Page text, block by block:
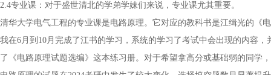
2.4专业课：对于盛世清北的学弟学妹们来说，专业课尤其重要。
清华大学电气工程的专业课是电路原理。它对应的教科书是江缉光的《
我在6月到10月完成了江书的学习，系统的学习了考试中会出现的内容
了《电路原理试题选编》这本练习册。对于希望拿高分或基础弱的同学